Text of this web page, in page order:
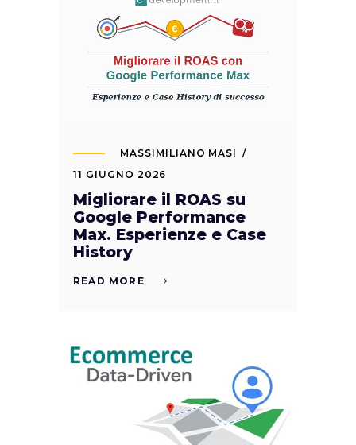
MASSIMILIANO MASI
11 GIUGNO 2026
Migliorare il ROAS su
Google Performance
Max. Esperienze e Case
History
READ MORE